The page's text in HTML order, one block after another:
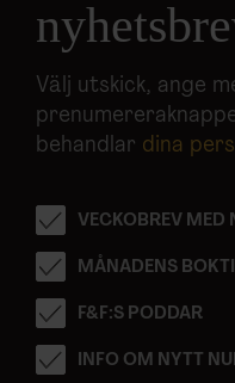
Välj utskick, ange
behandlar dina
VECKOBREV MED
MÅNADENS
F&F:S PODDAR
INFO OM NYTT